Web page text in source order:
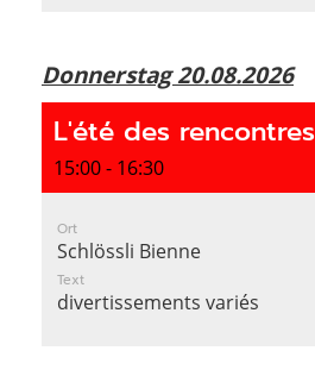
Donnerstag 20.08.2026
L'été des rencontres
15:00 - 16:30
Ort
Schlössli Bienne
Text
divertissements variés